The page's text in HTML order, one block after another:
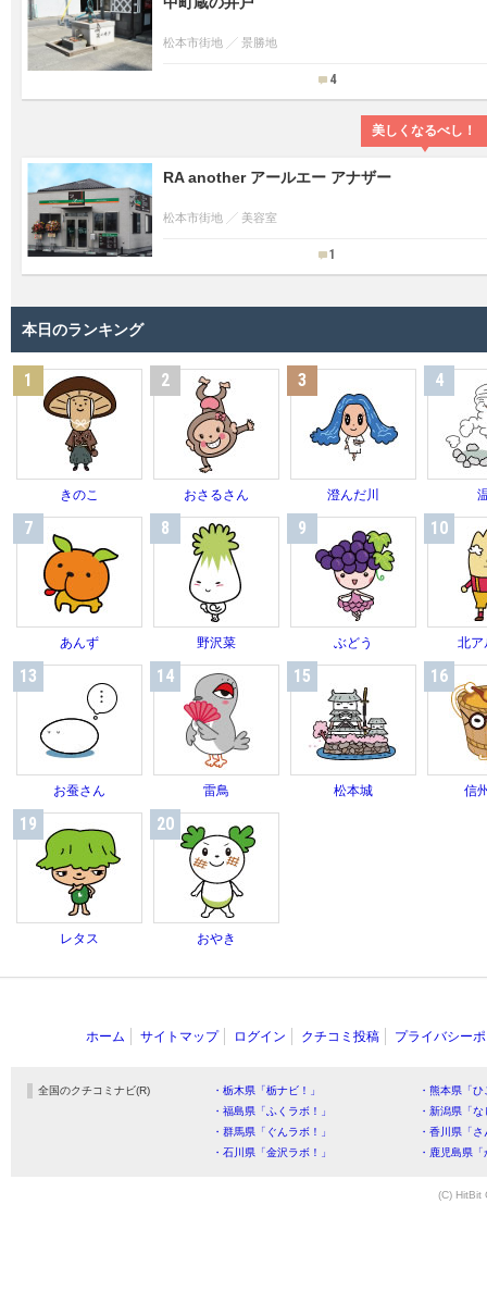
松本市街地 景勝地
4
美しくなるべし！
RA another アールエー アナザー
松本市街地 美容室
1
本日のランキング
1
きのこ
2
おさるさん
3
澄んだ川
4
7
あんず
8
野沢菜
9
ぶどう
10
北ア
13
お蚕さん
14
雷鳥
15
松本城
16
信
19
レタス
20
おやき
ホーム サイトマップ ログイン クチコミ投稿 プライバシー
全国のクチコミナビ(R) ・栃木県「栃ナビ！」
・熊本県「
・福島県「ふくラボ！」
・新潟県「
・群馬県「ぐんラボ！」
・香川県「
・石川県「金沢ラボ！」
・鹿児島県
(C) HitBit